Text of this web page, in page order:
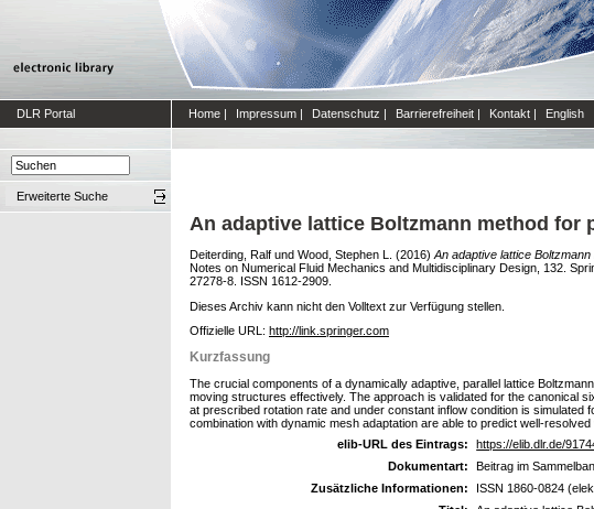
DLR Portal Home | Impressum | Datenschutz | Barrierefreiheit | Kontakt | English
Erweiterte Suche
An adaptive lattice Boltzmann method
Deiterding, Ralf und Wood, Stephen L. (2016) An adaptive lattice
Notes on Numerical Fluid Mechanics and Multidisciplinary Design, 132.
27278-8. ISSN 1612-2909.
Dieses Archiv kann nicht den Volltext zur Verfügung stellen.
Offizielle URL: http://link.springer.com
Kurzfassung
The crucial components of a dynamically adaptive, parallel lattice
moving structures effectively. The approach is validated for the canonical
at prescribed rotation rate and under constant inflow condition is
combination with dynamic mesh adaptation are able to predict well-
elib-URL des Eintrags:
https://elib.dlr.de/
Dokumentart:
Beitrag im
Zusätzliche Informationen:
ISSN 1860-0824